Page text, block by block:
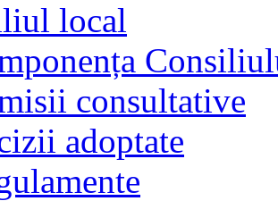
local
consultative
adoptate